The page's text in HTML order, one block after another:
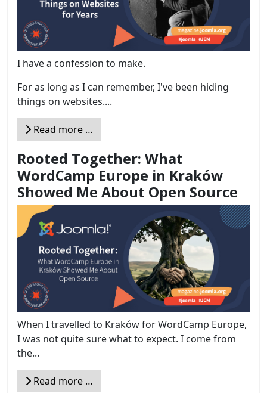
I have a confession to make.
For as long as I can remember, I've been hiding
things on websites....
Read more …
Rooted Together: What
WordCamp Europe in Kraków
Showed Me About Open Source
When I travelled to Kraków for WordCamp Europe,
I was not quite sure what to expect. I come from
the...
Read more …